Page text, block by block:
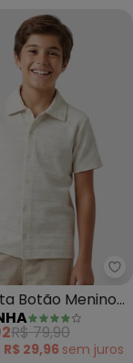
Infantil
Botão Menino
White)
R$ 79,90
R$ 29,96 sem juros